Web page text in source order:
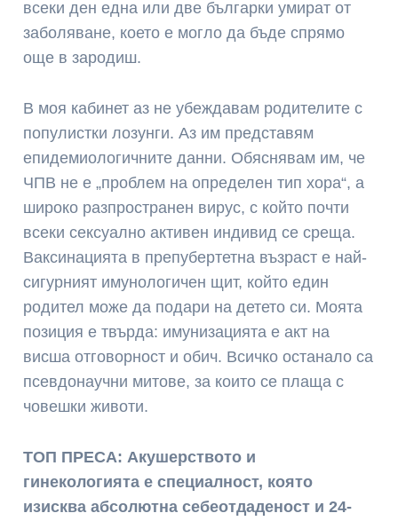
всеки ден една или две българки умират от
заболяване, което е могло да бъде спрямо
още в зародиш.
В моя кабинет аз не убеждавам родителите с
популистки лозунги. Аз им представям
епидемиологичните данни. Обяснявам им, че
ЧПВ не е „проблем на определен тип хора“, а
широко разпространен вирус, с който почти
всеки сексуално активен индивид се среща.
Ваксинацията в препубертетна възраст е най-
сигурният имунологичен щит, който един
родител може да подари на детето си. Моята
позиция е твърда: имунизацията е акт на
висша отговорност и обич. Всичко останало са
псевдонаучни митове, за които се плаща с
човешки животи.
ТОП ПРЕСА: Акушерството и
гинекологията е специалност, която
изисква абсолютна себеотдаденост и 24-